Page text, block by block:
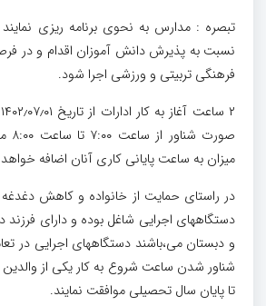
تبصره : مدارس به نحوی برنامه ریزی
نسبت به پذیرش دانش آموزان اقدام و در
فرهنگی تربیتی و ورزشی اجرا شود.
میزان به ساعت پایانی کاری آنان اضافه
در راستای حمایت از خانواده و کاهش
دستگاههای اجرایی شاغل بوده و دارای
و دبستان می،باشند دستگاههای اجرایی در
شناور شدن ساعت شروع به کار یکی از
تا پایان سال تحصیلی موافقت نمایند.